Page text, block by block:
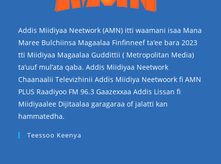
Addis Miidiyaa Neetwork (AMN) itti waamani isaa Mana
Maree Bulchiinsa Magaalaa Finfinneef ta’ee bara 2023
tti Miidiyaa Magaalaa Guddittii ( Metropolitan Media)
ta’uuf mul’ata qaba. Addis Miidiyaa Neetwork
Chaanaalii Televizhinii Addis Miidiya Neetwoork fi AMN
PLUS Raadiyoo FM 96.3 Gaazexxaa Addis Lissan fi
Miidiyaalee Dijitaalaa garagaraa of jalatti kan
hammatedha.
Teessoo Keenya